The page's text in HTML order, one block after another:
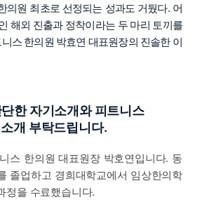
의원 최초로 선정되는 성과도 거뒀다. 어
해외 진출과 정착이라는 두 마리 토끼를
스 한의원 박효연 대표원장의 진솔한 이
한 자기소개와 피트니스
개 부탁드립니다.
스 한의원 대표원장 박호연입니다. 동
졸업하고 경희대학교에서 임상한의학
정을 수료했습니다.